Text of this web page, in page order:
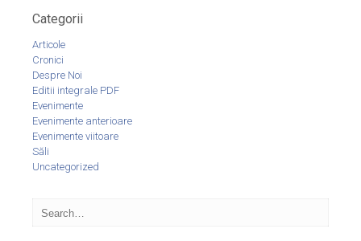
Categorii
Articole
Cronici
Despre Noi
Editii integrale PDF
Evenimente
Evenimente anterioare
Evenimente viitoare
Săli
Uncategorized